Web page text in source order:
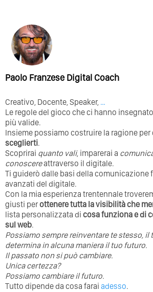
Paolo Franzese Digital Coach
Creativo, Docente, Speaker, …
Le regole del gioco che ci hanno
più valide.
Insieme possiamo costruire la ragione
sceglierti.
Scoprirai quanto vali, imparerai a
conoscereattraverso il digitale.
Ti guiderò dalle basi della comunicazione
avanzati del digitale.
Con la mia esperienza trentennale
giusti perottenere tutta la visibilità che
lista personalizzata di cosa funziona e di
sul web.
Possiamo sempre reinventare te stesso, il
determina in alcuna maniera il tuo futuro. ⁣
⁣Il passato non si può cambiare.
Unica certezza?
Possiamo cambiare il futuro.
Tutto dipende da cosa farai adesso.